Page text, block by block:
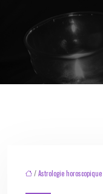
/Astrologie horoscopique